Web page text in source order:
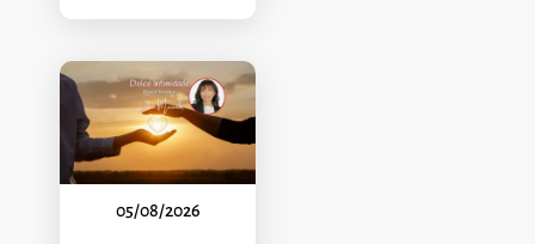
05/08/2026